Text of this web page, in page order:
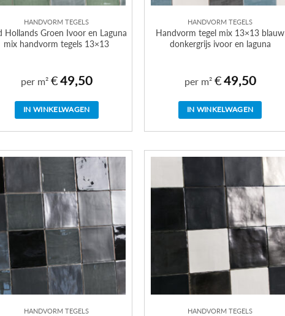
HANDVORM TEGELS
Hollands Groen Ivoor en Laguna
mix handvorm tegels 13×13
per m² €49,50
IN WINKELWAGEN
HANDVORM TEGELS
Handvorm tegel mix 13×13 blauw
donkergrijs ivoor en laguna
per m² €49,50
IN WINKELWAGEN
HANDVORM TEGELS HANDVORM TEGELS